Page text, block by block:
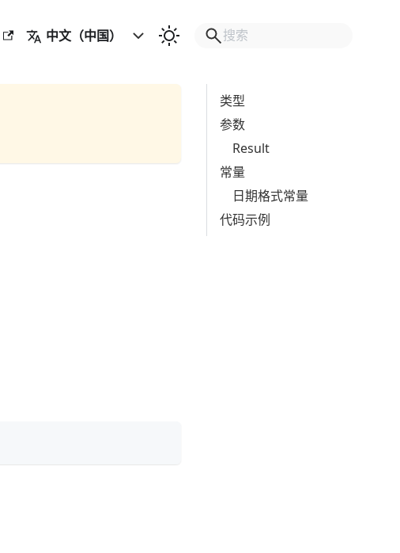
中文（中国）
类型
参数
Result
常量
日期格式常量
代码示例